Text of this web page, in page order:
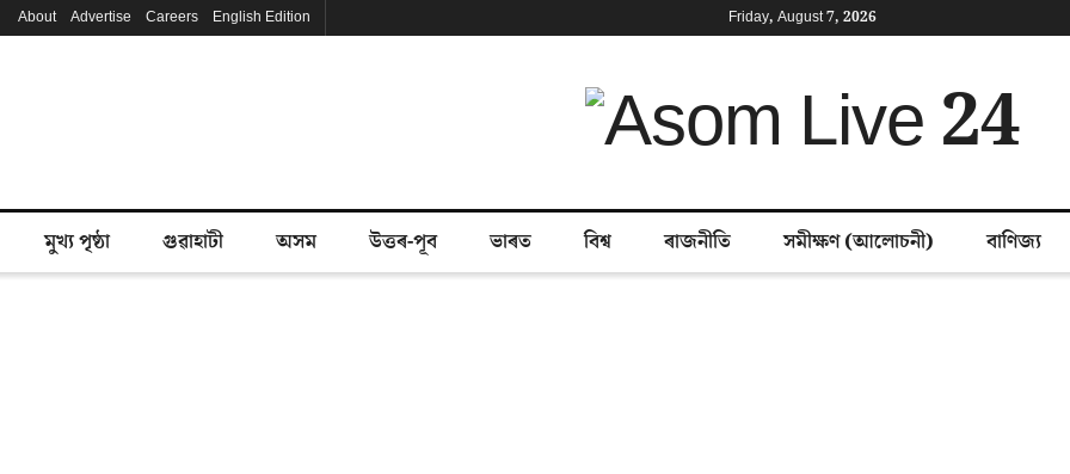
About Advertise Careers English Edition Friday, August 7, 2026
মুখ্য পৃষ্ঠা গুৱাহাটী অসম উত্তৰ-পূব ভাৰত বিশ্ব ৰাজনীতি সমীক্ষণ (আলোচনী) বাণিজ্য